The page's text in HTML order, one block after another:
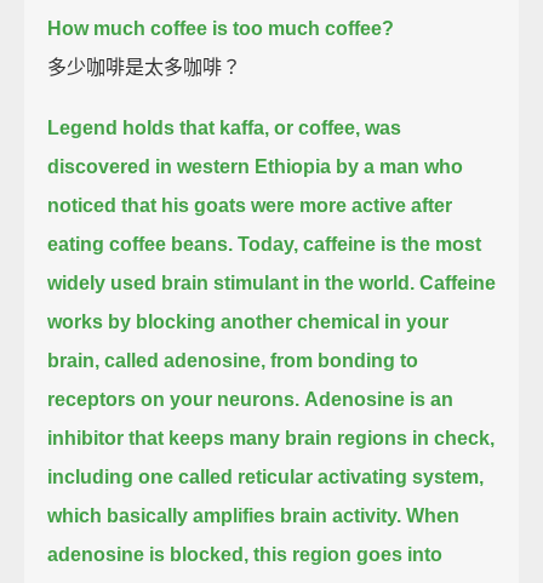
How much coffee is too much coffee?
多少咖啡是太多咖啡？
Legend holds that kaffa, or coffee, was
discovered in western Ethiopia by a man who
noticed that his goats were more active after
eating coffee beans. Today, caffeine is the most
widely used brain stimulant in the world. Caffeine
works by blocking another chemical in your
brain, called adenosine, from bonding to
receptors on your neurons. Adenosine is an
inhibitor that keeps many brain regions in check,
including one called reticular activating system,
which basically amplifies brain activity. When
adenosine is blocked, this region goes into